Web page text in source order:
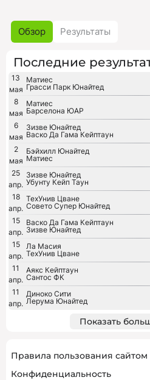
Обзор Результаты
Последние
13
мая
Матиес
Грасси Парк Юнайтед
8
мая
Матиес
Барселона ЮАР
6
мая
Зизве Юнайтед
Васко Да Гама Кейптаун
2
мая
Бэйхилл Юнайтед
Матиес
25
апр.
Зизве Юнайтед
Убунту Кейп Таун
18
апр.
ТехУнив Цване
Совето Супер Юнайтед
15
апр.
Васко Да Гама Кейптаун
Зизве Юнайтед
15
апр.
Ла Масия
ТехУнив Цване
11
апр.
Аякс Кейптаун
Сантос ФК
11
апр.
Диноко Сити
Лерума Юнайтед
Показать
Правила пользования сайтом
Конфиденциальность